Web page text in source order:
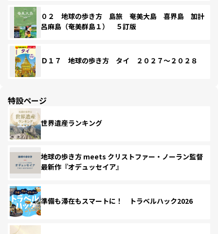
０２ 地球の歩き方 島旅 奄美大島 喜界島 加計
呂麻島（奄美群島１） ５訂版
Ｄ１７ 地球の歩き方 タイ ２０２７～２０２８
特設ページ
世界遺産ランキング
地球の歩き方 meets クリストファー・ノーラン監督
最新作『オデュッセイア』
準備も滞在もスマートに！ トラベルハック2026